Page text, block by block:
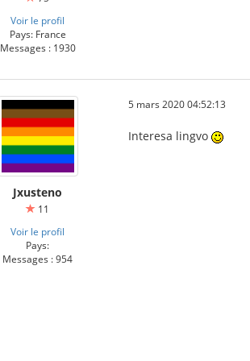
Voir le profil
Pays: France
Messages : 1930
Jxusteno
11
Voir le profil
Pays:
Messages : 954
5 mars 2020 04:52:13
Interesa lingvo